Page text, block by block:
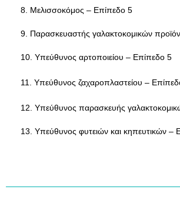
8. Μελισσοκόμος – Επίπεδο 5
9. Παρασκευαστής γαλακτοκομικών
10. Υπεύθυνος αρτοποιείου – Επίπεδο 5
11. Υπεύθυνος ζαχαροπλαστείου –
12. Υπεύθυνος παρασκευής
13. Υπεύθυνος φυτειών και κηπευτικών –